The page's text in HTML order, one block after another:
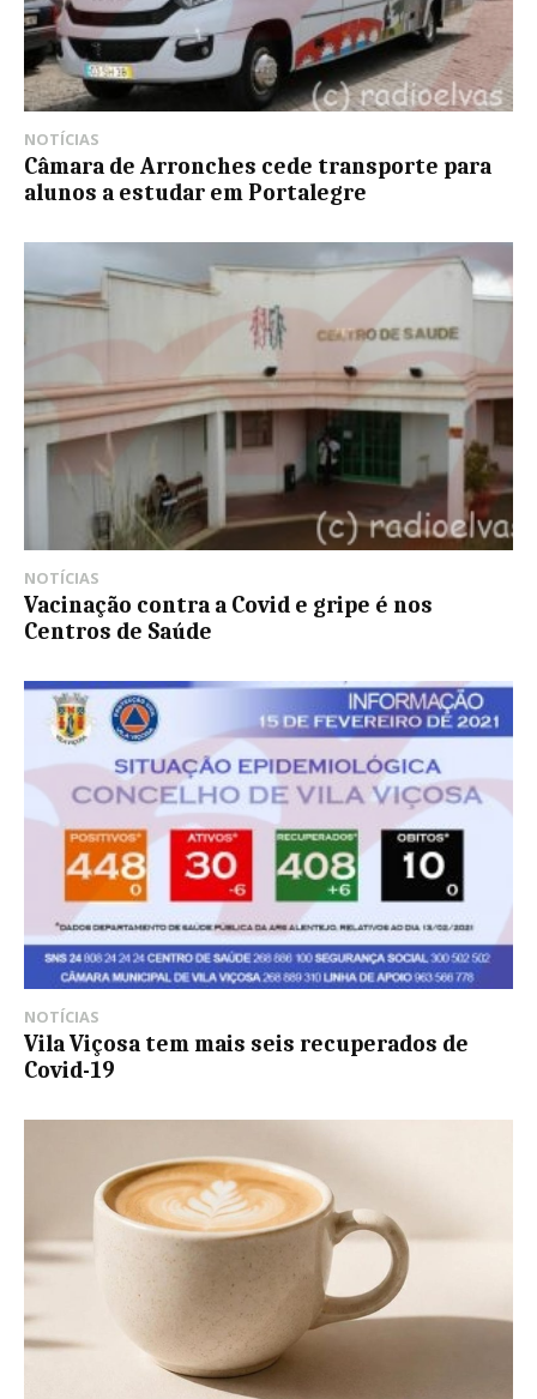
NOTÍCIAS
Câmara de Arronches cede transporte para
alunos a estudar em Portalegre
NOTÍCIAS
Vacinação contra a Covid e gripe é nos
Centros de Saúde
NOTÍCIAS
Vila Viçosa tem mais seis recuperados de
Covid-19